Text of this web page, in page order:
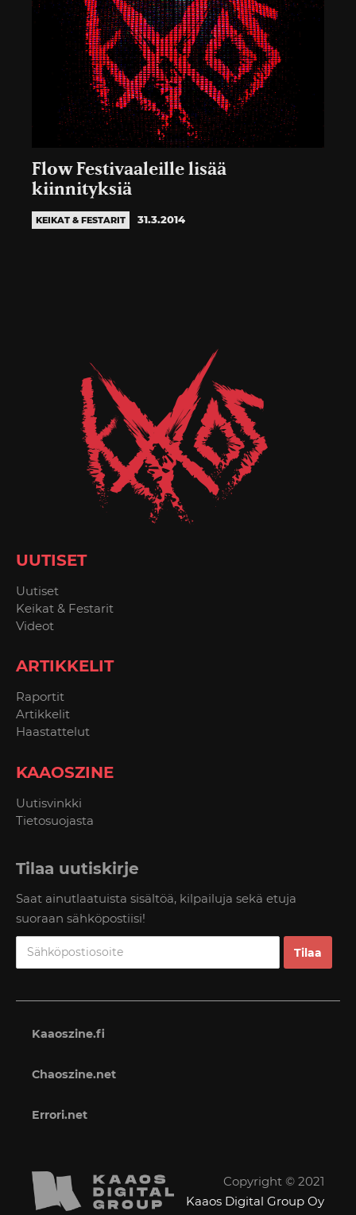
Flow Festivaaleille lisää
kiinnityksiä
KEIKAT & FESTARIT 31.3.2014
UUTISET
Uutiset
Keikat & Festarit
Videot
ARTIKKELIT
Raportit
Artikkelit
Haastattelut
KAAOSZINE
Uutisvinkki
Tietosuojasta
Tilaa uutiskirje
Saat ainutlaatuista sisältöä, kilpailuja sekä etuja
suoraan sähköpostiisi!
Kaaoszine.fi
Chaoszine.net
Errori.net
Copyright © 2021
Kaaos Digital Group Oy